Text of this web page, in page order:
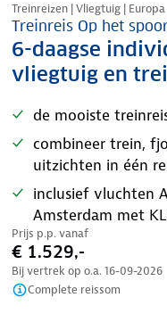
Treinreizen | Vliegtuig | Europa
Treinreis Op het
6-daagse
vliegtuig en
de mooiste
combineer trein,
uitzichten in één
inclusief vluchten
Amsterdam met
Prijs p.p. vanaf
€ 1.529,-
Bij vertrek op o.a. 16-09-2026
Complete reissom
Nazomer korting